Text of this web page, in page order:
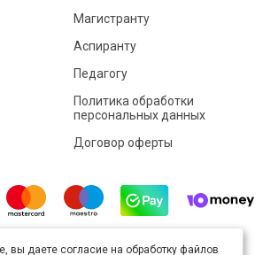
Магистранту
Аспиранту
Педагогу
Политика обработки
персональных данных
Договор оферты
вы даете согласие на обработку файлов